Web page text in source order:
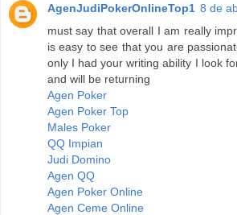
AgenJudiPokerOnlineTop1 8 de
must say that overall I am really
is easy to see that you are
only I had your writing ability I look
and will be returning
Agen Poker
Agen Poker Top
Males Poker
QQ Impian
Judi Domino
Agen QQ
Agen Poker Online
Agen Ceme Online